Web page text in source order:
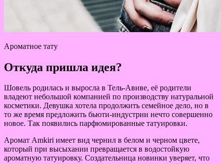
Ароматное тату
Откуда пришла идея?
Шовель родилась и выросла в Тель-Авиве, её родители
владеют небольшой компанией по производству натуральной
косметики. Девушка хотела продолжить семейное дело, но в
то же время предложить бьюти-индустрии нечто совершенно
новое. Так появились парфюмированные татуировки.
Аромат Amkiri имеет вид чернил в белом и черном цвете,
который при высыхании превращается в водостойкую
ароматную татуировку. Создательница новинки уверяет, что